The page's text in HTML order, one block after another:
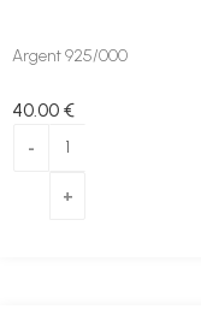
Argent 925/000
40.00 €